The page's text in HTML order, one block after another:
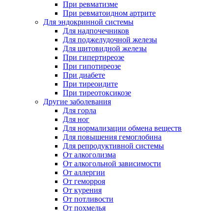
При ревматизме
При ревматоидном артрите
Для эндокринной системы
Для надпочечников
Для поджелудочной железы
Для щитовидной железы
При гипертиреозе
При гипотиреозе
При диабете
При тиреоидите
При тиреотоксикозе
Другие заболевания
Для горла
Для ног
Для нормализации обмена веществ
Для повышения гемоглобина
Для репродуктивной системы
От алкоголизма
От алкогольной зависимости
От аллергии
От геморроя
От курения
От потливости
От похмелья